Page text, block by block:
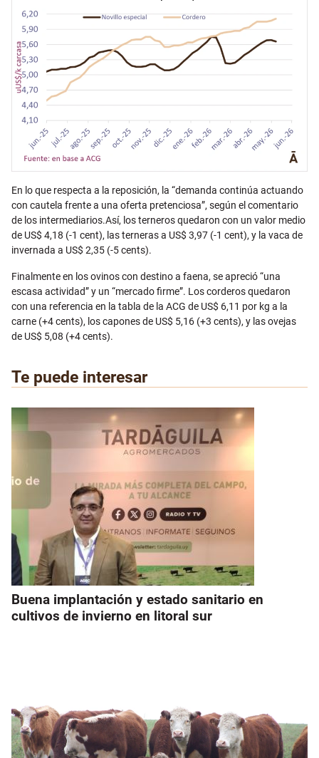
En lo que respecta a la reposición, la “demanda continúa actuando
con cautela frente a una oferta pretenciosa”, según el comentario
de los intermediarios.Así, los terneros quedaron con un valor medio
de US$ 4,18 (-1 cent), las terneras a US$ 3,97 (-1 cent), y la vaca de
invernada a US$ 2,35 (-5 cents).
Finalmente en los ovinos con destino a faena, se apreció“una
escasa actividad” y un “mercado firme”. Los corderos quedaron
con una referencia en la tabla de la ACG de US$ 6,11 por kg a la
carne (+4 cents), los capones de US$ 5,16 (+3 cents), y las ovejas
de US$ 5,08 (+4 cents).
Te puede interesar
Buena implantación y estado sanitario en
cultivos de invierno en litoral sur